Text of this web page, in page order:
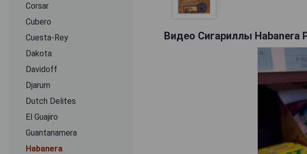
Corsar
Cubero
Cuesta-Rey
Dakota
Davidoff
Djarum
Dutch Delites
El Guajiro
Guantanamera
Habanera
Видео Сигариллы Habanera